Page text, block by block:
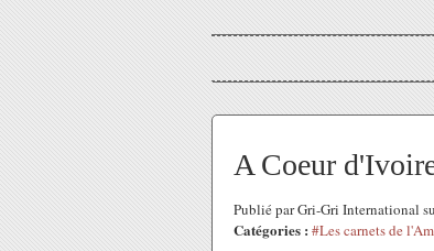
A Coeur
Publié par Gri-Gri International
Catégories : #Les carnets de